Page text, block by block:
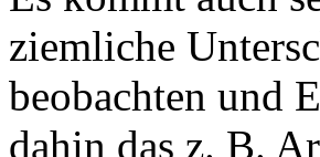
ziemliche
beobachten und
dahin das z. B.